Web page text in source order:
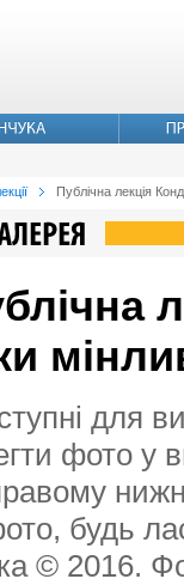
Публічна лекція
для
фото у
будь
© 2016.